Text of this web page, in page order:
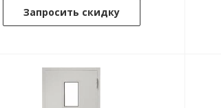
Запросить скидку